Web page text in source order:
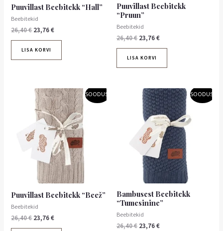
Puuvillast Beebitekk “Hall”
Beebitekid
26,40€ 23,76€
LISA KORVI
Puuvillast Beebitekk
“Pruun”
Beebitekid
26,40€ 23,76€
LISA KORVI
SOODUS!
Puuvillast Beebitekk “Beež”
Beebitekid
26,40€
Algne
hind
oli:
26,40 €.
23,76€
Praegune
hind
on:
23,76 €.
SOODUS!
Bambusest Beebitekk
“Tumesinine”
Beebitekid
26,40€
Algne
hind
oli:
26,40 €.
23,76€
Praegune
hind
on:
23,76 €.